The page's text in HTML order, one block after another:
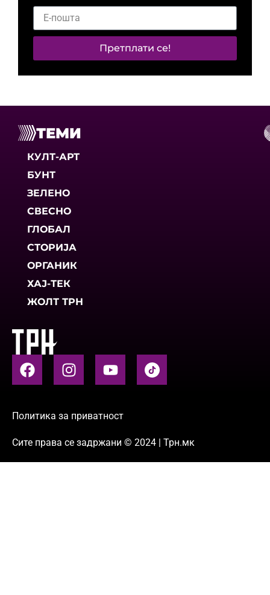
Претплати се!
ТЕМИ
КУЛТ-АРТ
БУНТ
ЗЕЛЕНО
СВЕСНО
ГЛОБАЛ
СТОРИЈА
ОРГАНИК
ХАЈ-ТЕК
ЖОЛТ ТРН
Политика за приватност
Сите права се задржани © 2024 | Трн.мк